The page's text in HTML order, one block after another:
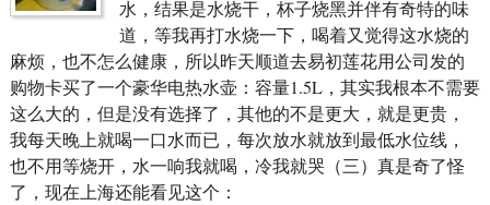
水，结果是水烧干，杯子烧黑并伴有奇特的味
道，等我再打水烧一下，喝着又觉得这水烧的
麻烦，也不怎么健康，所以昨天顺道去易初莲花用公司发的
购物卡买了一个豪华电热水壶：容量1.5L，其实我根本不需要
这么大的，但是没有选择了，其他的不是更大，就是更贵，
我每天晚上就喝一口水而已，每次放水就放到最低水位线，
也不用等烧开，水一响我就喝，冷我就哭（三）真是奇了怪
了，现在上海还能看见这个：